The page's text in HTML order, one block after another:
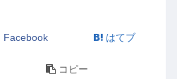
Facebook はてブ
コピー